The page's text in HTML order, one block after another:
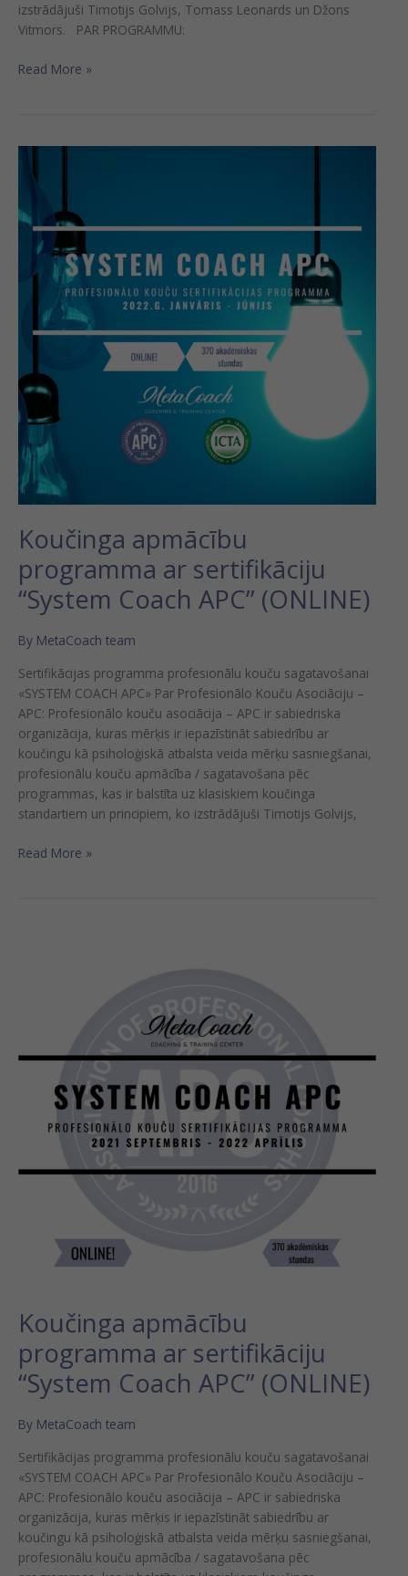
izstrādājuši Timotijs Golvijs, Tomass Leonards un Džons
Vitmors. PAR PROGRAMMU:
Read More »
Koučinga apmācību
programma ar sertifikāciju
“System Coach APC” (ONLINE)
By MetaCoach team
Sertifikācijas programma profesionālu kouču sagatavošanai
«SYSTEM COACH APC» Par Profesionālo Kouču Asociāciju –
APC: Profesionālo kouču asociācija – APC ir sabiedriska
organizācija, kuras mērķis ir iepazīstināt sabiedrību ar
koučingu kā psiholoģiskā atbalsta veida mērķu sasniegšanai,
profesionālu kouču apmācība / sagatavošana pēc
programmas, kas ir balstīta uz klasiskiem koučinga
standartiem un principiem, ko izstrādājuši Timotijs Golvijs,
apmācību
ar
sertifikāciju
“System
Coach
(ONLINE)
Read More »
Koučinga apmācību
programma ar sertifikāciju
“System Coach APC” (ONLINE)
By MetaCoach team
Sertifikācijas programma profesionālu kouču sagatavošanai
«SYSTEM COACH APC» Par Profesionālo Kouču Asociāciju –
APC: Profesionālo kouču asociācija – APC ir sabiedriska
organizācija, kuras mērķis ir iepazīstināt sabiedrību ar
koučingu kā psiholoģiskā atbalsta veida mērķu sasniegšanai,
profesionālu kouču apmācība / sagatavošana pēc
Coach
(ONLINE)